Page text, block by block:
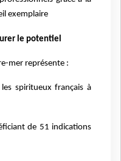
exemplaire
le potentiel
mer représente :
spiritueux français à
de 51 indications